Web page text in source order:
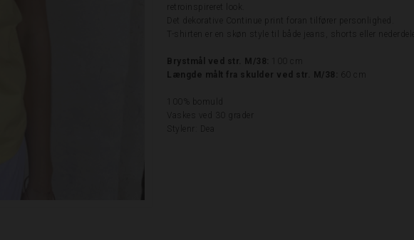
retroinspireret look.
Det dekorative Continue print foran tilfører personlighed.
T-shirten er en skøn style til både jeans, shorts eller nederdele.
Brystmål ved str. M/38:
100 cm
Længde målt fra skulder ved str. M/38:
60 cm
100% bomuld
Vaskes ved 30 grader
Stylenr: Dea